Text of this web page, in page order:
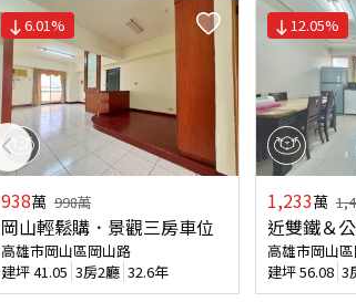
6.01%
938萬 998萬
岡山輕鬆購．景觀三房車位
高雄市岡山區岡山路
建坪41.05 3房2廳 32.6年
12.05%
1,233萬
近雙鐵＆
高雄市岡山
建坪56.08 3